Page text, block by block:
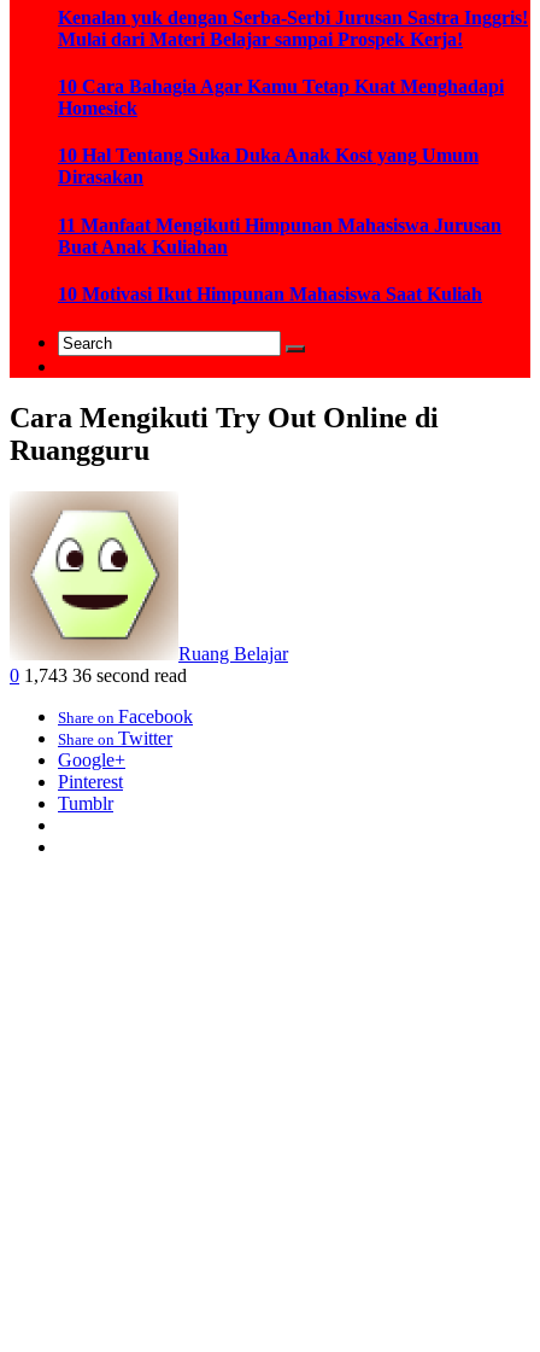
Kenalan yuk dengan Serba-Serbi Jurusan Sastra Inggris!
Mulai dari Materi Belajar sampai Prospek Kerja!
10 Cara Bahagia Agar Kamu Tetap Kuat Menghadapi
Homesick
10 Hal Tentang Suka Duka Anak Kost yang Umum
Dirasakan
11 Manfaat Mengikuti Himpunan Mahasiswa Jurusan
Buat Anak Kuliahan
10 Motivasi Ikut Himpunan Mahasiswa Saat Kuliah
Cara Mengikuti Try Out Online di
Ruangguru
Ruang Belajar
0 1,743 36 second read
Share on Facebook
Share on Twitter
Google+
Pinterest
Tumblr